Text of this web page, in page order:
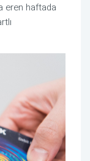
eren haftada